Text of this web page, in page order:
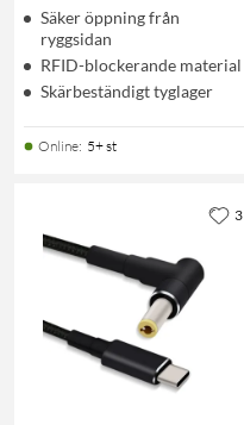
Säker öppning från
ryggsidan
RFID-blockerande material
Skärbeständigt tyglager
Online: 5+ st
3